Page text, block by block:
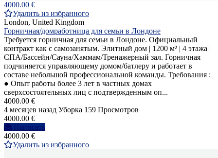
4000.00 €
Удалить из избранного
London, United Kingdom
Горничная/домработница для семьи в Лондоне
Требуется горничная для семьи в Лондоне. Официальный
контракт как с самозанятым. Элитный дом | 1200 м² | 4 этажа |
СПА/Бассейн/Сауна/Хаммам/Тренажерный зал. Горничная
подчиняется управляющему домом/батлеру и работает в
составе небольшой профессиональной команды. Требования :
● Опыт работы более 3 лет в частных домах
сверхсостоятельных лиц с подтвержденным оп...
4000.00 €
4 месяцев назад Уборка 159 Просмотров
4000.00 €
Написать
4000.00 €
Удалить из избранного